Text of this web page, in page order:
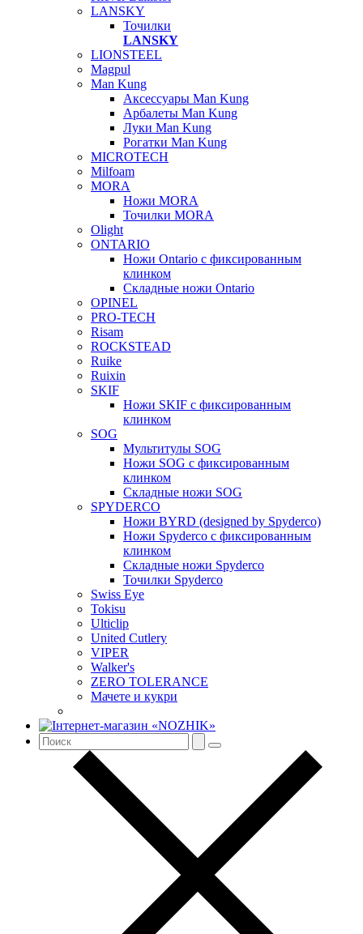
LANSKY
Точилки
LANSKY
LIONSTEEL
Magpul
Man Kung
Аксессуары Man Kung
Арбалеты Man Kung
Луки Man Kung
Рогатки Man Kung
MICROTECH
Milfoam
MORA
Ножи MORA
Точилки MORA
Olight
ONTARIO
Ножи Ontario c фиксированным
клинком
Складные ножи Ontario
OPINEL
PRO-TECH
Risam
ROCKSTEAD
Ruike
Ruixin
SKIF
Ножи SKIF с фиксированным
клинком
SOG
Мультитулы SOG
Ножи SOG с фиксированным
клинком
Складные ножи SOG
SPYDERCO
Ножи BYRD (designed by Spyderco)
Ножи Spyderco c фиксированным
клинком
Складные ножи Spyderco
Точилки Spyderco
Swiss Eye
Tokisu
Ulticlip
United Cutlery
VIPER
Walker's
ZERO TOLERANCE
Мачете и кукри